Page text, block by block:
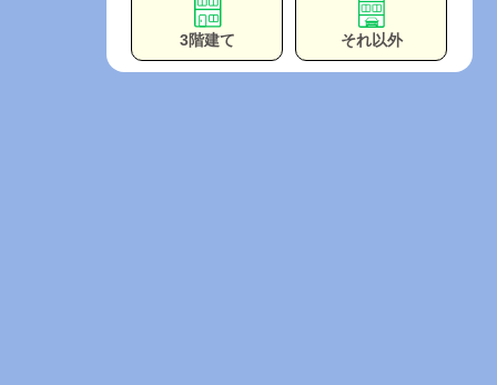
3階建て それ以外